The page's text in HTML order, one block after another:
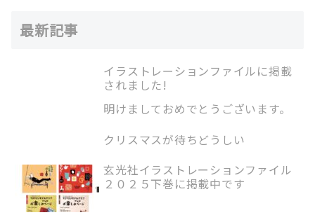
最新記事
イラストレーションファイルに掲載
されました!
明けましておめでとうございます。
クリスマスが待ちどうしい
玄光社イラストレーションファイル
２０２５下巻に掲載中です